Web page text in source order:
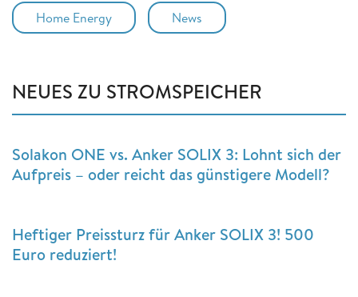
Home Energy News
NEUES ZU STROMSPEICHER
Solakon ONE vs. Anker SOLIX 3: Lohnt sich der
Aufpreis – oder reicht das günstigere Modell?
Heftiger Preissturz für Anker SOLIX 3! 500
Euro reduziert!